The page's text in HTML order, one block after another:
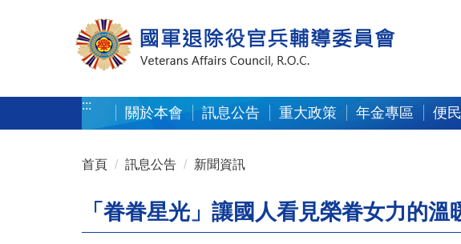
:::
關於本會 訊息公告 重大政策 年金專區 便
首頁 訊息公告 新聞資訊
「眷眷星光」讓國人看見榮眷女力的溫